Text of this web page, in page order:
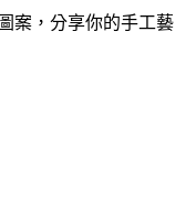
案，分享你的手工藝